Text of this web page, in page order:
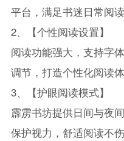
平台，满足书迷日常阅读
2、【个性阅读设置】
阅读功能强大，支持字
调节，打造个性化阅读体
3、【护眼阅读模式】
霹雳书坊提供日间与夜
保护视力，舒适阅读不伤